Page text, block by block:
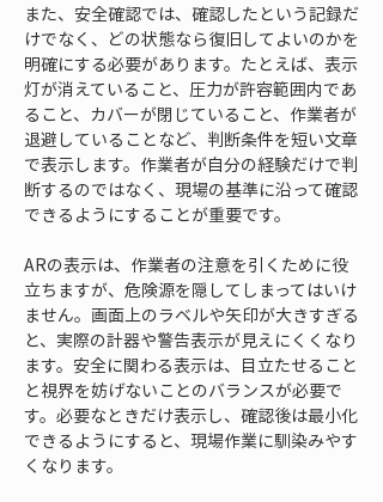
また、安全確認では、確認したという記録だ
けでなく、どの状態なら復旧してよいのかを
明確にする必要があります。たとえば、表示
灯が消えていること、圧力が許容範囲内であ
ること、カバーが閉じていること、作業者が
退避していることなど、判断条件を短い文章
で表示します。作業者が自分の経験だけで判
断するのではなく、現場の基準に沿って確認
できるようにすることが重要です。
ARの表示は、作業者の注意を引くために役
立ちますが、危険源を隠してしまってはいけ
ません。画面上のラベルや矢印が大きすぎる
と、実際の計器や警告表示が見えにくくなり
ます。安全に関わる表示は、目立たせること
と視界を妨げないことのバランスが必要で
す。必要なときだけ表示し、確認後は最小化
できるようにすると、現場作業に馴染みやす
くなります。